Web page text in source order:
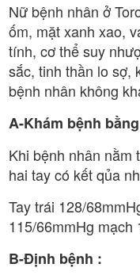
Nữ bệnh nhân ở
ốm, mặt xanh xao,
tính, cơ thể suy
sắc, tinh thần lo sợ,
bệnh nhân không
A-Khám bệnh
Khi bệnh nhân nằm
hai tay có kết qủa
Tay trái 128/
115/66mmHg mạch
B-Định bệnh :